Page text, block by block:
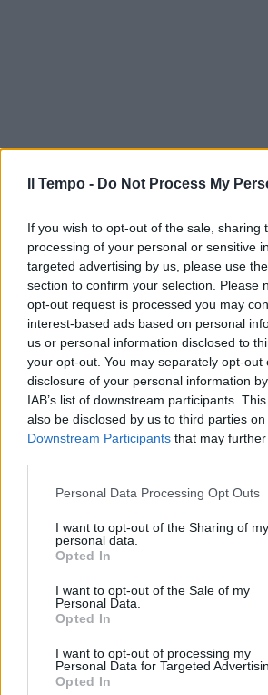
Il Tempo - Do Not Process My
If you wish to opt-out of the sale, sharing
processing of your personal or sensitive
targeted advertising by us, please use
section to confirm your selection. Please
opt-out request is processed you may
interest-based ads based on personal
us or personal information disclosed to
your opt-out. You may separately opt-out
disclosure of your personal information
IAB’s list of downstream participants.
also be disclosed by us to third parties on
Downstream Participants that may
Personal Data Processing Opt Outs
I want to opt-out of the Sharing of my
personal data.
Opted In
I want to opt-out of the Sale of my
Personal Data.
Opted In
I want to opt-out of processing my
Personal Data for Targeted
Opted In
In evidenza